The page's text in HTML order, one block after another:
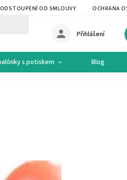
ODSTOUPENÍ OD SMLOUVY OCHRANA
Přihlášení
s potiskem Blog